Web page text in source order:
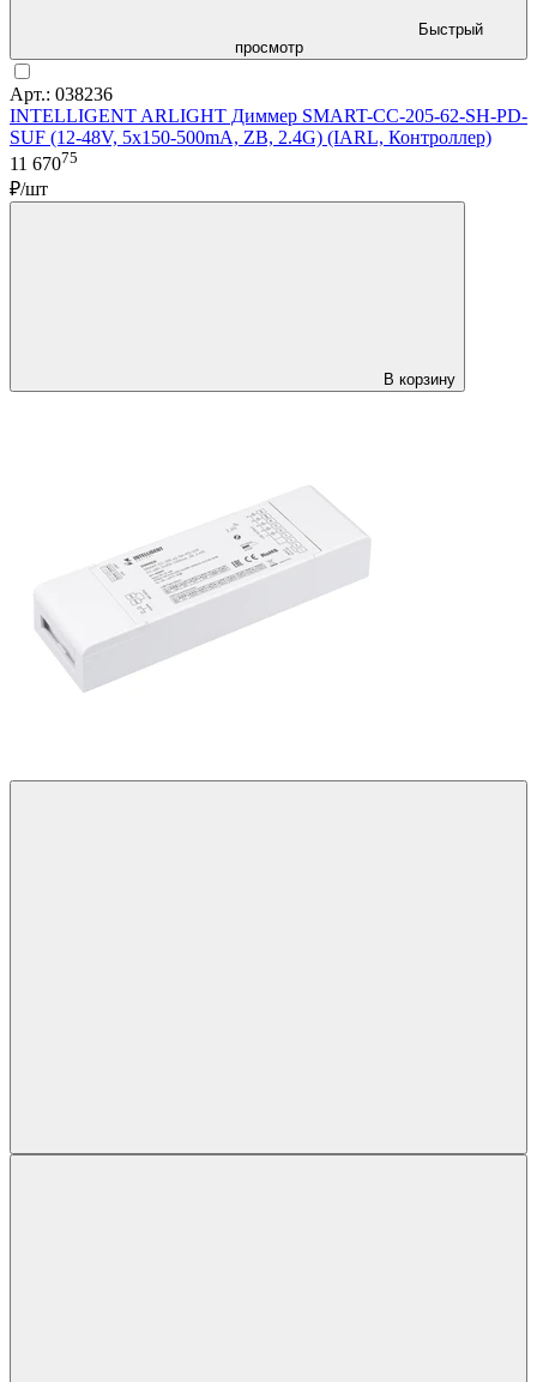
Быстрый
просмотр
Арт.: 038236
INTELLIGENT ARLIGHT Диммер SMART-CC-205-62-SH-PD-
SUF (12-48V, 5x150-500mA, ZB, 2.4G) (IARL, Контроллер)
11 67075
₽/шт
В корзину